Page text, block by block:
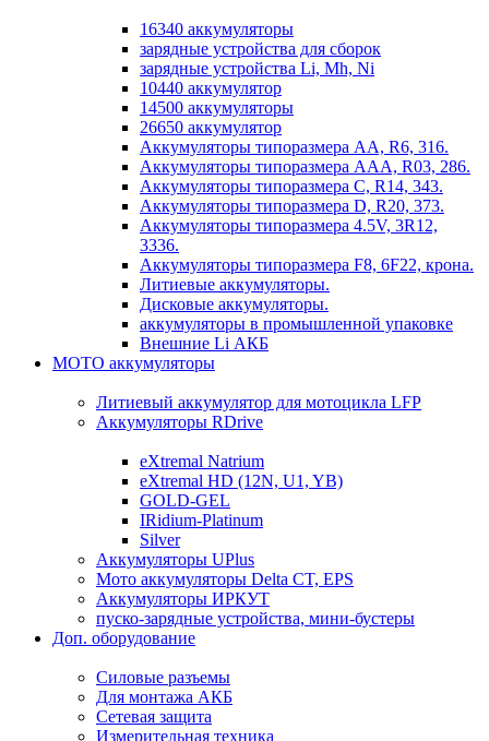
16340 аккумуляторы
зарядные устройства для сборок
зарядные устройства Li, Mh, Ni
10440 аккумулятор
14500 аккумуляторы
26650 аккумулятор
Аккумуляторы типоразмера АА, R6, 316.
Аккумуляторы типоразмера ААА, R03, 286.
Аккумуляторы типоразмера С, R14, 343.
Аккумуляторы типоразмера D, R20, 373.
Аккумуляторы типоразмера 4.5V, 3R12,
3336.
Аккумуляторы типоразмера F8, 6F22, крона.
Литиевые аккумуляторы.
Дисковые аккумуляторы.
аккумуляторы в промышленной упаковке
Внешние Li АКБ
МОТО аккумуляторы
Литиевый аккумулятор для мотоцикла LFP
Аккумуляторы RDrive
eXtremal Natrium
eXtremal HD (12N, U1, YB)
GOLD-GEL
IRidium-Platinum
Silver
Аккумуляторы UPlus
Мото аккумуляторы Delta CT, EPS
Аккумуляторы ИРКУТ
пуско-зарядные устройства, мини-бустеры
Доп. оборудование
Силовые разъемы
Для монтажа АКБ
Сетевая защита
Измерительная техника